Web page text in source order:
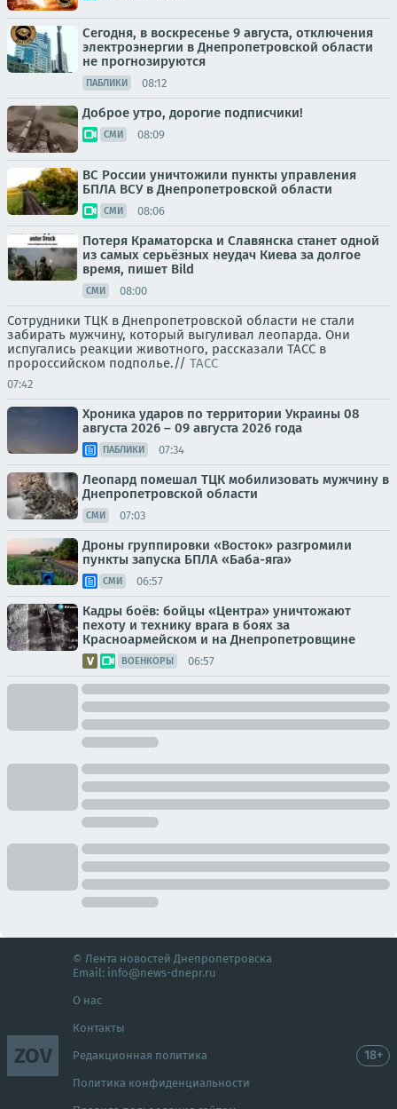
Сегодня, в воскресенье 9 августа, отключения
электроэнергии в Днепропетровской области
не прогнозируются
ПАБЛИКИ 08:12
Доброе утро, дорогие подписчики!
СМИ 08:09
ВС России уничтожили пункты управления
БПЛА ВСУ в Днепропетровской области
СМИ 08:06
Потеря Краматорска и Славянска станет одной
из самых серьёзных неудач Киева за долгое
время, пишет Bild
СМИ 08:00
Сотрудники ТЦК в Днепропетровской области не стали
забирать мужчину, который выгуливал леопарда. Они
испугались реакции животного, рассказали ТАСС в
пророссийском подполье.// ТАСС
07:42
Хроника ударов по территории Украины 08
августа 2026 – 09 августа 2026 года
ПАБЛИКИ 07:34
Леопард помешал ТЦК мобилизовать мужчину в
Днепропетровской области
СМИ 07:03
Дроны группировки «Восток» разгромили
пункты запуска БПЛА «Баба-яга»
СМИ 06:57
Кадры боёв: бойцы «Центра» уничтожают
пехоту и технику врага в боях за
Красноармейском и на Днепропетровщине
ВОЕНКОРЫ 06:57
ZOV
© Лента новостей Днепропетровска
Email: info@news-dnepr.ru
О нас
Контакты
Редакционная политика
Политика конфиденциальности
18+